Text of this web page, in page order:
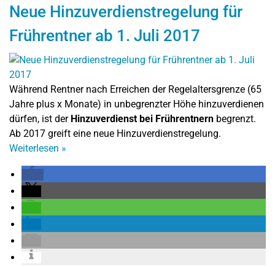
Neue Hinzuverdienstregelung für
Frührentner ab 1. Juli 2017
Während Rentner nach Erreichen der Regelaltersgrenze (65
Jahre plus x Monate) in unbegrenzter Höhe hinzuverdienen
dürfen, ist der Hinzuverdienst bei Frührentnern begrenzt.
Ab 2017 greift eine neue Hinzuverdienstregelung.
Weiterlesen »